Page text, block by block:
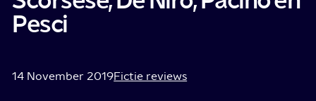
Pesci
14 November 2019Fictie reviews